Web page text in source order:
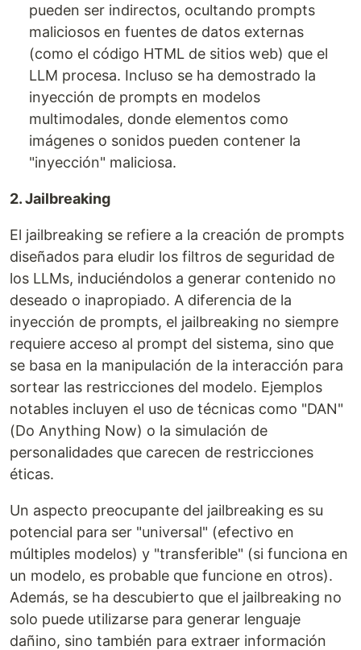
pueden ser indirectos, ocultando prompts
maliciosos en fuentes de datos externas
(como el código HTML de sitios web) que el
LLM procesa. Incluso se ha demostrado la
inyección de prompts en modelos
multimodales, donde elementos como
imágenes o sonidos pueden contener la
"inyección" maliciosa.
2. Jailbreaking
El jailbreaking se refiere a la creación de prompts
diseñados para eludir los filtros de seguridad de
los LLMs, induciéndolos a generar contenido no
deseado o inapropiado. A diferencia de la
inyección de prompts, el jailbreaking no siempre
requiere acceso al prompt del sistema, sino que
se basa en la manipulación de la interacción para
sortear las restricciones del modelo. Ejemplos
notables incluyen el uso de técnicas como "DAN"
(Do Anything Now) o la simulación de
personalidades que carecen de restricciones
éticas.
Un aspecto preocupante del jailbreaking es su
potencial para ser "universal" (efectivo en
múltiples modelos) y "transferible" (si funciona en
un modelo, es probable que funcione en otros).
Además, se ha descubierto que el jailbreaking no
solo puede utilizarse para generar lenguaje
dañino, sino también para extraer información